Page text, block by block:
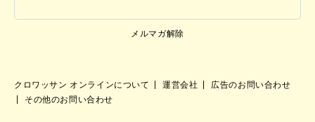
メルマガ解除
クロワッサン オンラインについて 運営会社
広告のお問い合わせ
その他のお問い合わせ